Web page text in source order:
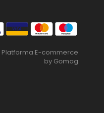
Platforma E-commerce
by Gomag